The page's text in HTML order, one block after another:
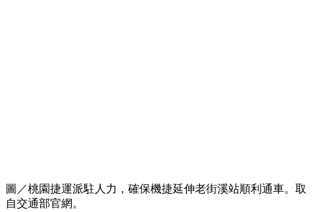
圖／桃園捷運派駐人力，確保機捷延伸老街溪站順利通車。取
自交通部官網。